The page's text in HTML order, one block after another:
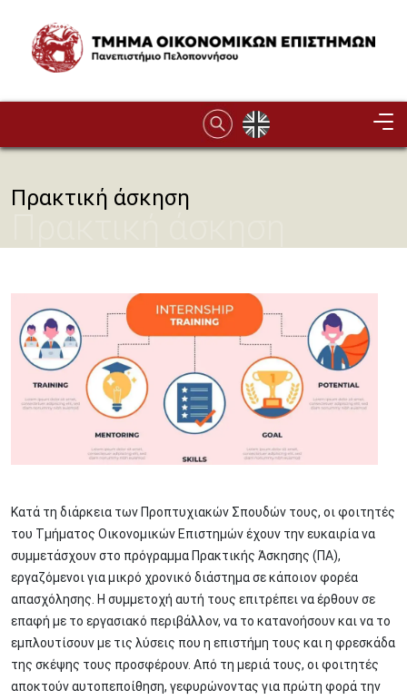
Image
Πρακτική άσκηση
Kατά τη διάρκεια των Προπτυχιακών Σπουδών τους, οι φοιτητές
του Τµήµατος Οικονομικών Επιστημών έχουν την ευκαιρία να
συµµετάσχουν στο πρόγραµµα Πρακτικής Άσκησης (ΠΑ),
εργαζόµενοι για µικρό χρονικό διάστηµα σε κάποιον φορέα
απασχόλησης. Η συµµετοχή αυτή τους επιτρέπει να έρθουν σε
επαφή µε το εργασιακό περιβάλλον, να το κατανοήσουν και να το
εµπλουτίσουν µε τις λύσεις που η επιστήµη τους και η φρεσκάδα
της σκέψης τους προσφέρουν. Από τη µεριά τους, οι φοιτητές
αποκτούν αυτοπεποίθηση, γεφυρώνοντας για πρώτη φορά την